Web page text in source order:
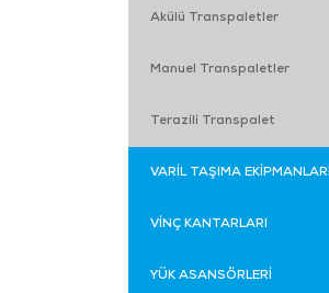
Akülü Transpaletler
Manuel Transpaletler
Terazili Transpalet
VARİL TAŞIMA EKİPMANLARI
VİNÇ KANTARLARI
YÜK ASANSÖRLERİ